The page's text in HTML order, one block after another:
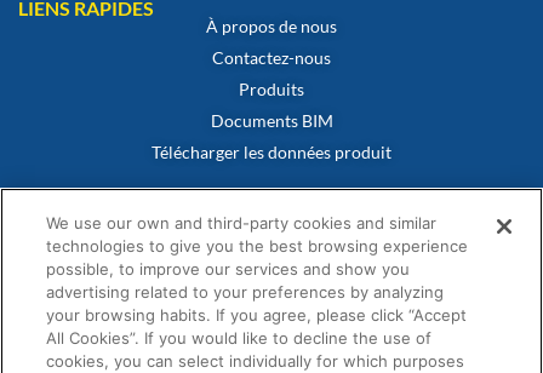
LIENS RAPIDES
À propos de nous
Contactez-nous
Produits
Documents BIM
Télécharger les données produit
POLITIQUES
Certificat de conformité
Politique en matière de cookies
Avertissement
Politique de confidentialité
Conditions générales de vente
We use our own and third-party cookies and similar
technologies to give you the best browsing experience
possible, to improve our services and show you
advertising related to your preferences by analyzing
your browsing habits. If you agree, please click “Accept
All Cookies”. If you would like to decline the use of
cookies, you can select individually for which purposes